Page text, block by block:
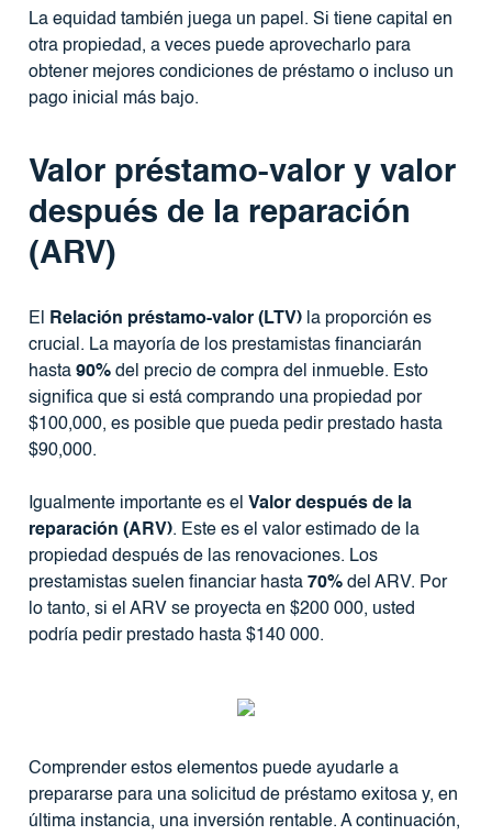
La equidad también juega un papel. Si tiene capital en
otra propiedad, a veces puede aprovecharlo para
obtener mejores condiciones de préstamo o incluso un
pago inicial más bajo.
Valor préstamo-valor y valor
después de la reparación
(ARV)
El Relación préstamo-valor (LTV)la proporción es
crucial. La mayoría de los prestamistas financiarán
hasta 90%del precio de compra del inmueble. Esto
significa que si está comprando una propiedad por
$100,000, es posible que pueda pedir prestado hasta
$90,000.
Igualmente importante es el Valor después de la
reparación (ARV). Este es el valor estimado de la
propiedad después de las renovaciones. Los
prestamistas suelen financiar hasta 70%del ARV. Por
lo tanto, si el ARV se proyecta en $200 000, usted
podría pedir prestado hasta $140 000.
Comprender estos elementos puede ayudarle a
prepararse para una solicitud de préstamo exitosa y, en
última instancia, una inversión rentable. A continuación,